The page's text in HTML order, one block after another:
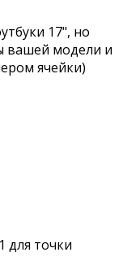
17", но
вашей модели и
ячейки)
для точки